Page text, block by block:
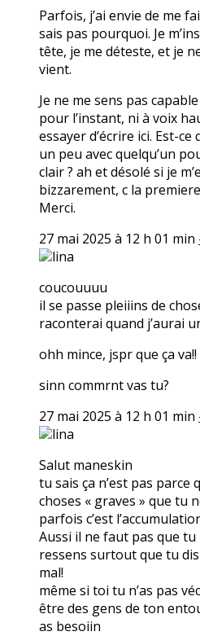
Parfois, j’ai envie de me
sais pas pourquoi. Je
tête, je me déteste, et je
vient.
Je ne me sens pas
pour l’instant, ni à voix
essayer d’écrire ici. Est-
un peu avec quelqu’un
clair ? ah et désolé si je
bizzarement, c la
Merci.
27 mai 2025 à 12 h 01 min
lina
coucouuuu
il se passe pleiiins de
raconterai quand j’aurai
ohh mince, jspr que ça
sinn commrnt vas tu?
27 mai 2025 à 12 h 01 min
lina
Salut maneskin
tu sais ça n’est pas parce
choses « graves » que tu
parfois c’est
Aussi il ne faut pas que
ressens surtout que tu
mal!
même si toi tu n’as pas
être des gens de ton
as besoiin